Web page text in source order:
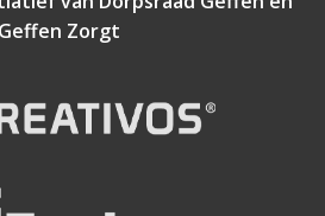
Geffen Zorgt